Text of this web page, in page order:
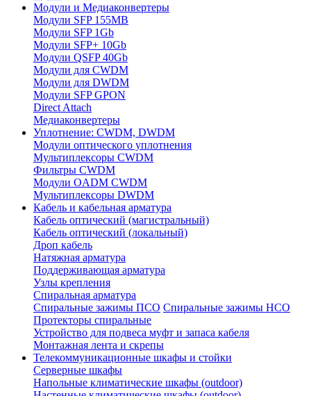
Модули и Медиаконвертеры
Модули SFP 155MB
Модули SFP 1Gb
Модули SFP+ 10Gb
Модули QSFP 40Gb
Модули для CWDM
Модули для DWDM
Модули SFP GPON
Direct Attach
Медиаконвертеры
Уплотнение: CWDM, DWDM
Модули оптического уплотнения
Мультиплексоры CWDM
Фильтры CWDM
Модули OADM CWDM
Мультиплексоры DWDM
Кабель и кабельная арматура
Кабель оптический (магистральный)
Кабель оптический (локальный)
Дроп кабель
Натяжная арматура
Поддерживающая арматура
Узлы крепления
Спиральная арматура
Спиральные зажимы ПСО Спиральные зажимы НСО
Протекторы спиральные
Устройство для подвеса муфт и запаса кабеля
Монтажная лента и скрепы
Телекоммуникационные шкафы и стойки
Серверные шкафы
Напольные климатические шкафы (outdoor)